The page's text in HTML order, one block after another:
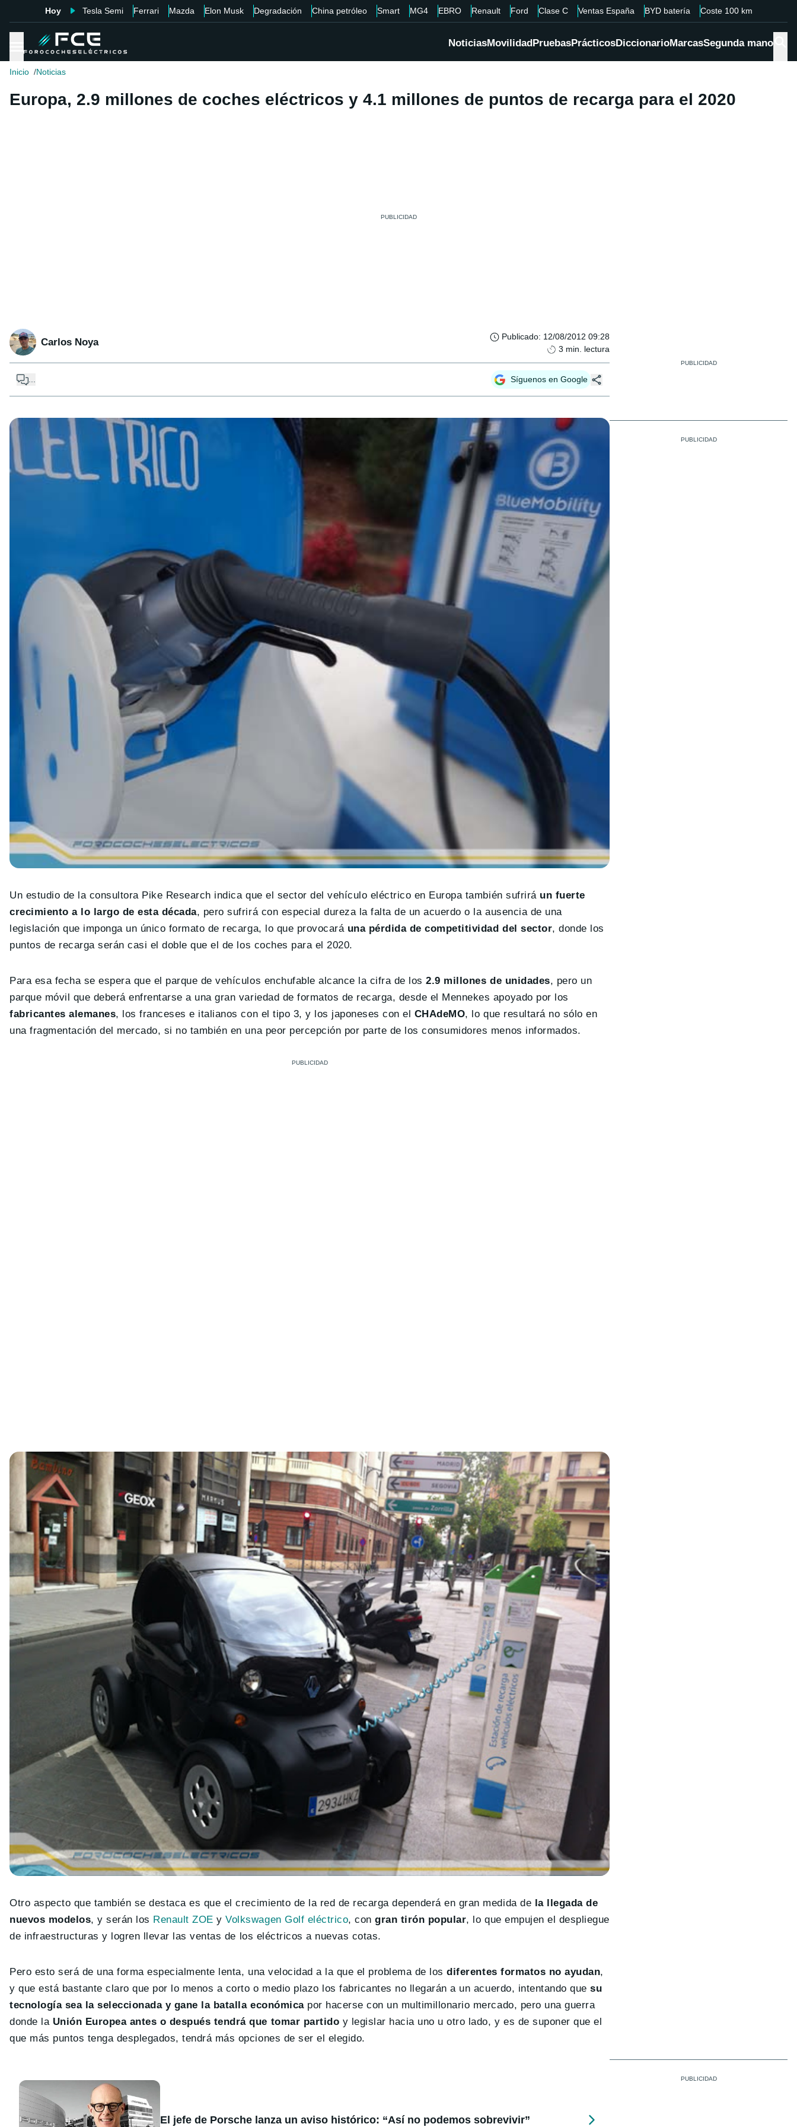
Hoy Tesla Semi Ferrari Mazda Elon Musk Degradación China petróleo Smart MG4 EBRO Renault Ford Clase C Ventas España BYD batería Coste 100 km
NoticiasMovilidadPruebasPrácticosDiccionarioMarcasSegunda mano
Inicio Noticias
Europa, 2.9 millones de coches eléctricos y 4.1 millones de puntos de recarga para el 2020
Carlos Noya Publicado: 12/08/2012 09:28
3 min. lectura
Síguenos en Google
Un estudio de la consultora Pike Research indica que el sector del vehículo eléctrico en Europa también sufriráun fuerte
crecimiento a lo largo de esta década, pero sufrirá con especial dureza la falta de un acuerdo o la ausencia de una
legislación que imponga un único formato de recarga, lo que provocaráuna pérdida de competitividad del sector, donde los
puntos de recarga serán casi el doble que el de los coches para el 2020.
Para esa fecha se espera que el parque de vehículos enchufable alcance la cifra de los 2.9 millones de unidades, pero un
parque móvil que deberá enfrentarse a una gran variedad de formatos de recarga, desde el Mennekes apoyado por los
fabricantes alemanes, los franceses e italianos con el tipo 3, y los japoneses con el CHAdeMO, lo que resultará no sólo en
una fragmentación del mercado, si no también en una peor percepción por parte de los consumidores menos informados.
Otro aspecto que también se destaca es que el crecimiento de la red de recarga dependerá en gran medida de la llegada de
nuevos modelos, y serán los Renault ZOE yVolkswagen Golf eléctrico, con gran tirón popular, lo que empujen el despliegue
de infraestructuras y logren llevar las ventas de los eléctricos a nuevas cotas.
Pero esto será de una forma especialmente lenta, una velocidad a la que el problema de losdiferentes formatos no ayudan,
y que está bastante claro que por lo menos a corto o medio plazo los fabricantes no llegarán a un acuerdo, intentando quesu
tecnología sea la seleccionada y gane la batalla económicapor hacerse con un multimillonario mercado, pero una guerra
donde la Unión Europea antes o después tendrá que tomar partido y legislar hacia uno u otro lado, y es de suponer que el
que más puntos tenga desplegados, tendrá más opciones de ser el elegido.
El jefe de Porsche lanza un aviso histórico: “Así no podemos sobrevivir”